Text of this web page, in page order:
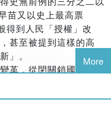
性議題突圍，而是直擊
議題，以強烈理念和危
和對國家責任的勵志故
史挑戰。日本是否會因
早苗開始吧。
事》等。
苗又以史上最高票
得到人民「授權」改
甚至被提到這樣的高
」。
革，從閉關鎖國的農業
次世界大戰的戰敗，再
世界的激烈競爭，內部
增。日本的前途在哪
的可能？
More